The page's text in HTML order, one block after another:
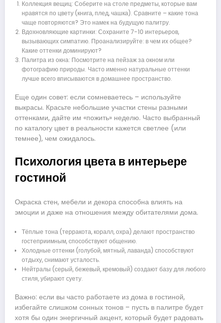
Коллекция вещиц: Соберите на столе предметы, которые вам
нравятся по цвету (книга, плед, чашка). Сравните – какие тона
чаще повторяются? Это намек на будущую палитру.
Вдохновляющие картинки: Сохраните 7-10 интерьеров,
вызывающих симпатию. Проанализируйте: в чем их общее?
Какие оттенки доминируют?
Палитра из окна: Посмотрите на пейзаж за окном или
фотографию природы. Часто именно натуральные оттенки
лучше всего вписываются в домашнее пространство.
Еще один совет: если сомневаетесь – используйте
выкрасы. Красьте небольшие участки стены разными
оттенками, дайте им «пожить» неделю. Часто выбранный
по каталогу цвет в реальности кажется светлее (или
темнее), чем ожидалось.
Психология цвета в интерьере
гостиной
Окраска стен, мебели и декора способна влиять на
эмоции и даже на отношения между обитателями дома.
Тёплые тона (терракота, коралл, охра) делают пространство
гостеприимным, способствуют общению.
Холодные оттенки (голубой, мятный, лаванда) способствуют
отдыху, снимают усталость.
Нейтралы (серый, бежевый, кремовый) создают базу для любого
стиля, убирают суету.
Важно: если вы часто работаете из дома в гостиной,
избегайте слишком сонных тонов – пусть в палитре будет
хотя бы один энергичный акцент, который будет радовать